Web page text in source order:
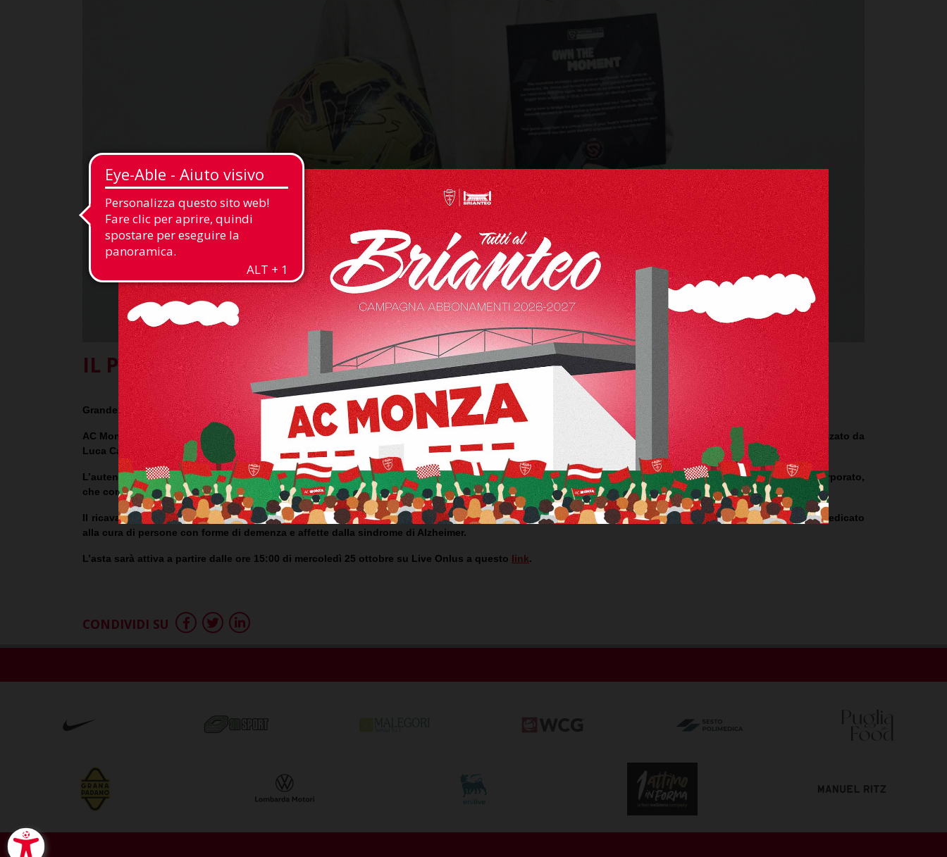
IL PALLONE DEL GOL DI CALDIROLA VS L’INTER PER IL PAESE RITROVATO
Grande opportunità per tutti gli appassionati biancorossi!
AC MonzaeLega Serie A, in collaborazione conSocios.com, Official Partner di Lega Serie A e LIVE Charity mettono
all'asta il pallone ufficiale del gol realizzato da
Luca Caldirola contro l’Inter lo scorso 15 aprile 2023 , che è valso la storica vittoria dei biancorossi contro i nerazzurri a San Siro.
L’autenticità del pallone, autografato dal difensore, sarà certificata su blockchain grazie all’integrazione di un chip NFC (near-field communication) incorporato,
che consentirà inoltre al proprietario del memorabilia di riguardare il gol in qualsiasi momento attraverso il proprio smartphone.
Il ricavato dell’asta sarà devoluto al Paese Ritrovato di Monza, realtà cittadina dellaCOOPERATIVA SOCIALE “LA MERIDIANA” , il primo villaggio in Italia dedicato
alla cura di persone con forme di demenza e affette dalla sindrome di Alzheimer.
L’asta sarà attiva a partire dalle ore 15:00 di mercoledì 25 ottobre su Live Onlus a questo link.
CONDIVIDI SU